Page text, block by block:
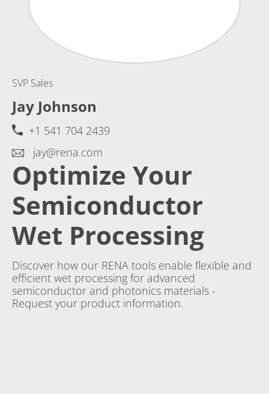
SVP Sales
Jay Johnson
+1 541 704 2439
jay@rena.com
Optimize Your
Semiconductor
Wet Processing
Discover how our RENA tools enable flexible and
efficient wet processing for advanced
semiconductor and photonics materials -
Request your product information.